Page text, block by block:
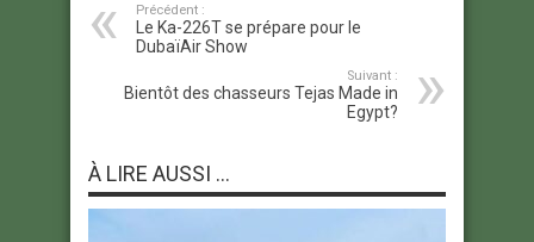
Précédent :
Le Ka-226T se prépare pour le
DubaïAir Show
Suivant :
Bientôt des chasseurs Tejas Made in
Egypt?
À LIRE AUSSI ...